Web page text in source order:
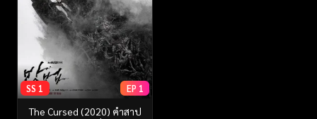
SS 1 EP 1
The Cursed (2020) คำสาป